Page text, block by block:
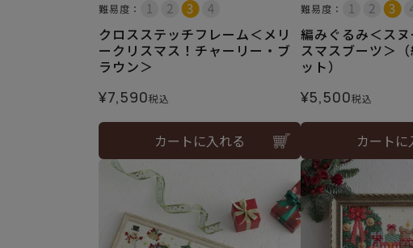
難易度：
クロスステッチフレーム＜メリ
ークリスマス！チャーリー・ブ
ラウン＞
¥7,590税込
カートに入れる
難易度：
編みぐるみ＜ス
スマスブーツ＞
ット）
¥5,500税込
カートに